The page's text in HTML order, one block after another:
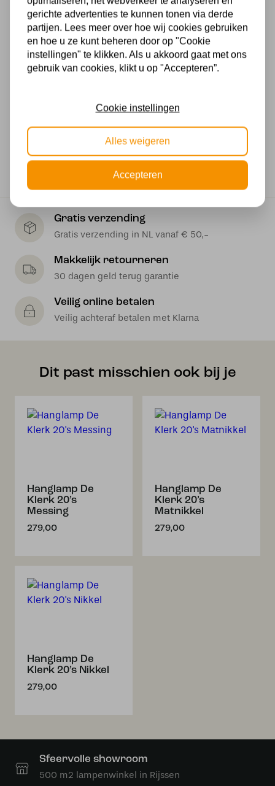
Dimbaar
Ja, in combinatie met een externe dimmer
40 watt
Gratis verzending
Gratis verzending in NL vanaf € 50,-
Makkelijk retourneren
30 dagen geld terug garantie
Veilig online betalen
Veilig achteraf betalen met Klarna
Dit past misschien ook bij je
Hanglamp De
Klerk 20’s
Messing
279,00
Hanglamp De
Klerk 20’s
Matnikkel
279,00
Hanglamp De
Klerk 20’s Nikkel
279,00
Sfeervolle showroom
500 m2 lampenwinkel in Rijssen
gerichte advertenties te kunnen tonen via derde
partijen. Lees meer over hoe wij cookies gebruiken
en hoe u ze kunt beheren door op "Cookie
instellingen" te klikken. Als u akkoord gaat met ons
gebruik van cookies, klikt u op "Accepteren”.
Cookie instellingen
Alles weigeren
Accepteren